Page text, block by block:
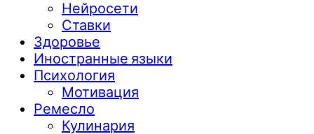
Нейросети
Ставки
Здоровье
Иностранные языки
Психология
Мотивация
Ремесло
Кулинария